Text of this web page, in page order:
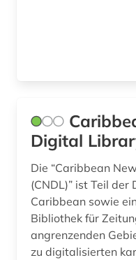
handel (5)
hispanistik (17)
hispanos (1)
Digital
Die “Caribbean
(CNDL)” ist Teil
Caribbean sowie
Bibliothek für Zeitungen aus der Karibik
angrenzenden
zu digitalisierten